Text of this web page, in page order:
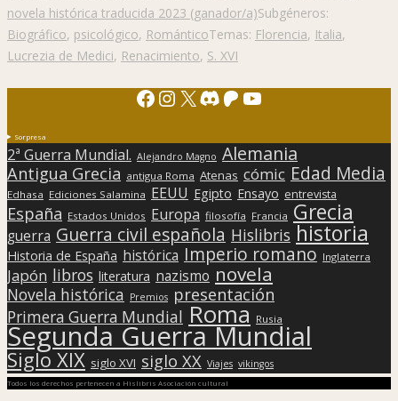
novela histórica traducida 2023 (ganador/a)Subgéneros:
Biográfico, psicológico, RománticoTemas: Florencia, Italia,
Lucrezia de Medici, Renacimiento, S. XVI
Facebook
Instagram
X Discord
Patreon
YouTube
Sorpresa
2ª Guerra Mundial. Alejandro Magno Alemania
Antigua Grecia antigua Roma Atenas cómic Edad Media
Edhasa Ediciones Salamina EEUU Egipto Ensayo entrevista
España Estados Unidos Europa filosofía Francia Grecia
guerra Guerra civil española Hislibris historia
Historia de España histórica Imperio romano Inglaterra
Japón libros literatura nazismo novela
Novela histórica Premios presentación
Primera Guerra Mundial Roma Rusia
Segunda Guerra Mundial
Siglo XIX siglo XVI siglo XX Viajes vikingos
Todos los derechos pertenecen a Hislibris Asociación cultural